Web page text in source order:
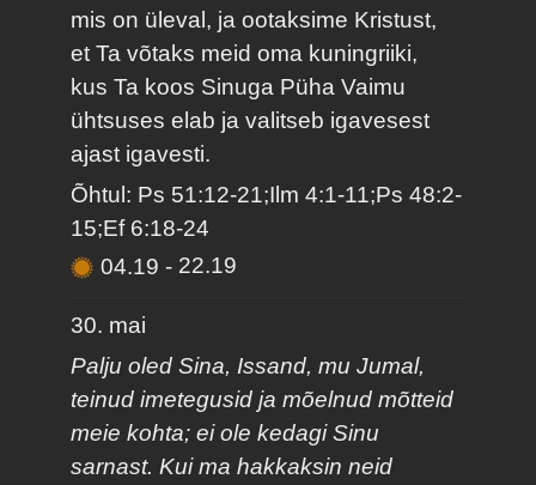
mis on üleval, ja ootaksime Kristust,
et Ta võtaks meid oma kuningriiki,
kus Ta koos Sinuga Püha Vaimu
ühtsuses elab ja valitseb igavesest
ajast igavesti.
Õhtul: Ps 51:12-21;Ilm 4:1-11;Ps 48:2-
15;Ef 6:18-24
04.19- 22.19
30. mai
Palju oled Sina, Issand, mu Jumal,
teinud imetegusid ja mõelnud mõtteid
meie kohta; ei ole kedagi Sinu
sarnast. Kui ma hakkaksin neid